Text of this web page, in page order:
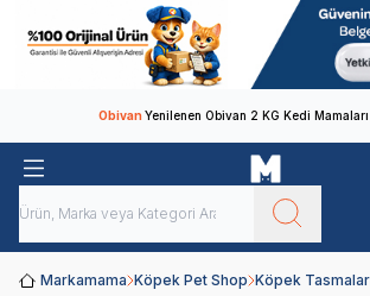
ObivanYenilenen Obivan 2 KG Kedi Mamaları
Markamama Köpek Pet Shop Köpek